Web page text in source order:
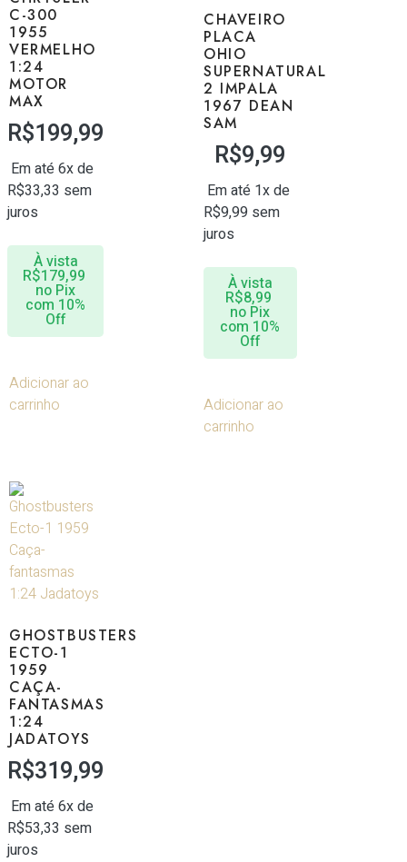
C-300
1955
VERMELHO
1:24
MOTOR
MAX
R$199,99
Em até 6x de
R$33,33 sem
juros
À vista
R$179,99
no Pix
com 10%
Off
Adicionar ao
carrinho
CHAVEIRO
PLACA
OHIO
SUPERNATURAL
2 IMPALA
1967 DEAN
SAM
R$9,99
Em até 1x de
R$9,99 sem
juros
À vista
R$8,99
no Pix
com 10%
Off
Adicionar ao
carrinho
GHOSTBUSTERS
ECTO-1
1959
CAÇA-
FANTASMAS
1:24
JADATOYS
R$319,99
Em até 6x de
R$53,33 sem
juros